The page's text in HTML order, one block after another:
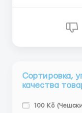
работа в
Сортировка,
качества
100 Kč